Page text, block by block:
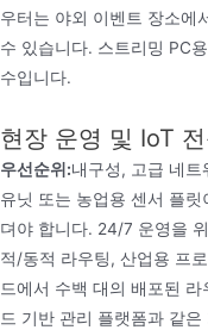
우터는 야외 이벤트 장소에
수 있습니다. 스트리밍 PC
수입니다.
현장 운영 및 IoT
우선순위:내구성, 고급 네
유닛 또는 농업용 센서 플
뎌야 합니다. 24/7 운영을
적/동적 라우팅, 산업용 프
드에서 수백 대의 배포된
드 기반 관리 플랫폼과 같